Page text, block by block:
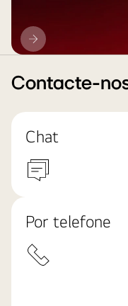
LG
Update
Contacte-
Chat
Por telefone